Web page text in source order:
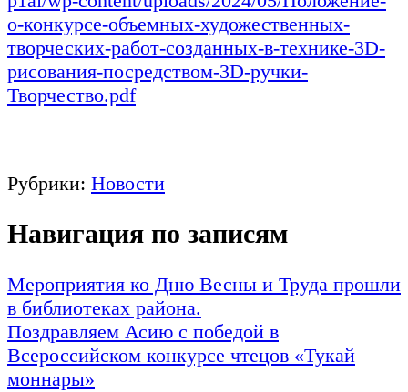
о-конкурсе-объемных-художественных-
творческих-работ-созданных-в-технике-3D-
рисования-посредством-3D-ручки-
Творчество.pdf
Рубрики: Новости
Навигация по записям
Мероприятия ко Дню Весны и Труда прошли
в библиотеках района.
Поздравляем Асию с победой в
Всероссийском конкурсе чтецов «Тукай
моннары»